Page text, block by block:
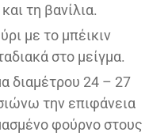
τη βανίλια.
με το μπέικιν
στο μείγμα.
διαμέτρου 24 – 27
την επιφάνεια
φούρνο στους